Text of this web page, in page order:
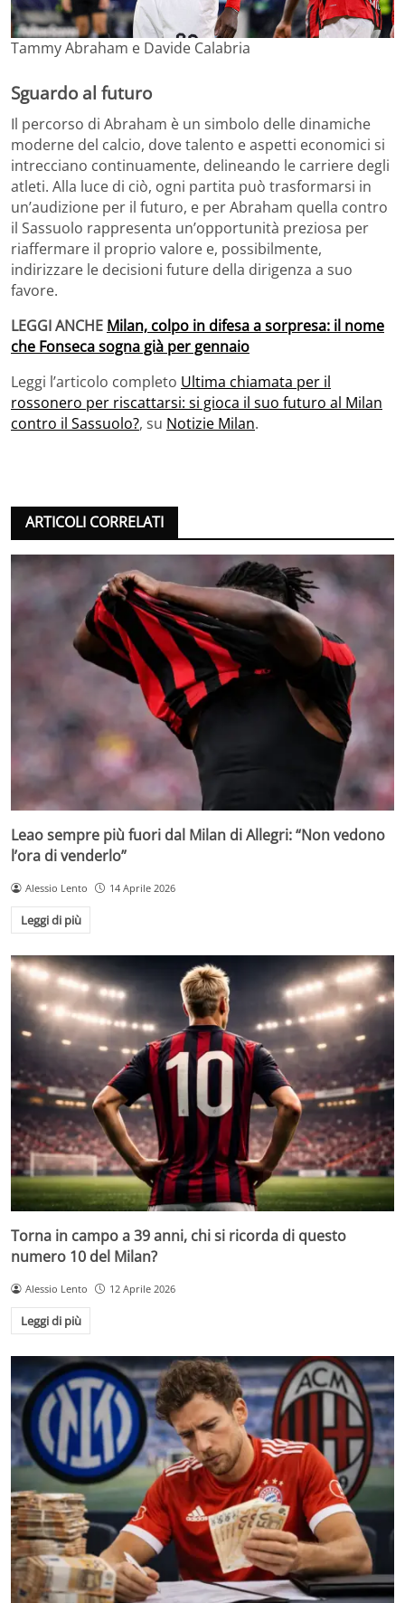
Tammy Abraham e Davide Calabria
Sguardo al futuro
Il percorso di Abraham è un simbolo delle dinamiche
moderne del calcio, dove talento e aspetti economici si
intrecciano continuamente, delineando le carriere degli
atleti. Alla luce di ciò, ogni partita può trasformarsi in
un’audizione per il futuro, e per Abraham quella contro
il Sassuolo rappresenta un’opportunità preziosa per
riaffermare il proprio valore e, possibilmente,
indirizzare le decisioni future della dirigenza a suo
favore.
LEGGI ANCHE Milan, colpo in difesa a sorpresa: il nome
che Fonseca sogna già per gennaio
Leggi l’articolo completo Ultima chiamata per il
rossonero per riscattarsi: si gioca il suo futuro al Milan
contro il Sassuolo?, su Notizie Milan.
ARTICOLI CORRELATI
Leao sempre più fuori dal Milan di Allegri: “Non vedono
l’ora di venderlo”
Alessio Lento 14 Aprile 2026
Leggi di più
Torna in campo a 39 anni, chi si ricorda di questo
numero 10 del Milan?
Alessio Lento 12 Aprile 2026
Leggi di più